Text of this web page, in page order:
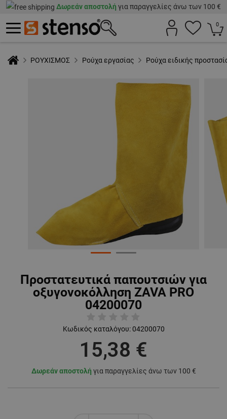
Δωρεάν αποστολή για παραγγελίες άνω των 100 €
0
ΡΟΥΧΙΣΜΟΣ Ρούχα εργασίας Ρούχα ειδικής
Προστατευτικά παπουτσιών για
οξυγονοκόλληση ZAVA PRO
04200070
Κωδικός καταλόγου: 04200070
15,38 €
Δωρεάν αποστολή για παραγγελίες άνω των 100 €